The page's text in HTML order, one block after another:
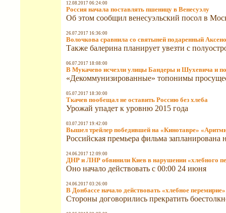
12.08.2017 06:24:00
Россия начала поставлять пшеницу в Венесуэлу
Об этом сообщил венесуэльский посол в
26.07.2017 16:36:00
Волочкова сравнила со святыней подаренный
Также балерина планирует увезти с
06.07.2017 18:08:00
В Мукачево исчезли улицы Бандеры и Шухевича и
«Декоммунизированные» топонимы
05.07.2017 18:30:00
Ткачев пообещал не оставить Россию без хлеба
Урожай упадет к уровню 2015 года
03.07.2017 19:42:00
Вышел трейлер победившей на «Кинотавре»
Российская премьера фильма запланирована
24.06.2017 12:09:00
ДНР и ЛНР обвинили Киев в нарушении «хлебного
Оно начало действовать с 00:00 24 июня
24.06.2017 03:26:00
В Донбассе начало действовать «хлебное перемирие»
Стороны договорились прекратить